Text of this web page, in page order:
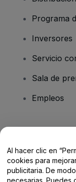
Programa
Inversores
Servicio
Sala de
Empleos
Centro de
Al hacer clic en
cookies para
publicitaria. De
necesarias. Puedes